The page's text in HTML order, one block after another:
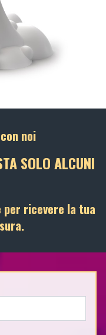
noi
SOLO ALCUNI
ricevere la tua